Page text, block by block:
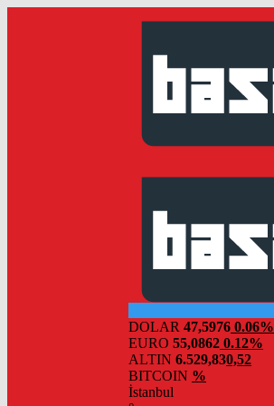
DOLAR 47,5976 0.06%
EURO 55,0862 0.12%
ALTIN 6.529,830,52
BITCOIN %
İstanbul